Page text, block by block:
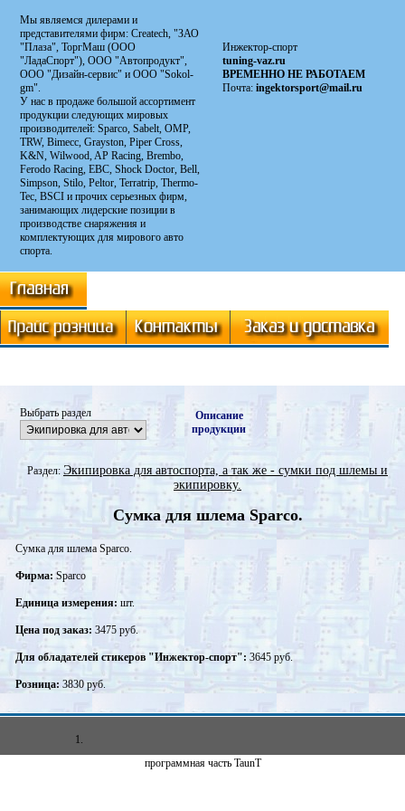
Мы являемся дилерами и
представителями фирм: Сreatech, "ЗАО
"Плаза", ТоргМаш (ООО
"ЛадаСпорт"), ООО "Автопродукт",
ООО "Дизайн-сервис" и ООО "Sokol-
gm".
У нас в продаже большой ассортимент
продукции следующих мировых
производителей: Sparco, Sabelt, OMP,
TRW, Bimecc, Grayston, Piper Cross,
K&N, Wilwood, AP Racing, Brembo,
Ferodo Racing, EBC, Shock Doctor, Bell,
Simpson, Stilo, Peltor, Terratrip, Thermo-
Tec, BSCI и прочих серьезных фирм,
занимающих лидерские позиции в
производстве снаряжения и
комплектующих для мирового авто
спорта.
Инжектор-спорт
tuning-vaz.ru
ВРЕМЕННО НЕ РАБОТАЕМ
Почта:ingektorsport@mail.ru
Выбрать раздел
Описание
продукции
Раздел: Экипировка для автоспорта, а так же - сумки под шлемы и
экипировку.
Сумка для шлема Sparco.
Сумка для шлема Sparco.
Фирма: Sparco
Единица измерения: шт.
Цена под заказ: 3475 руб.
Для обладателей стикеров "Инжектор-спорт": 3645 руб.
Розница: 3830 руб.
1.
программная часть TaunT